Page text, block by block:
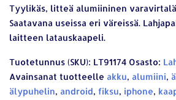
Tyylikäs, litteä alumiininen
Saatavana useissa eri väreissä.
laitteen latauskaapeli.
Tuotetunnus (SKU): LT91174 Osasto:
Avainsanat tuotteelle akku, alumiini,
älypuhelin, android, fiksu, iphone,